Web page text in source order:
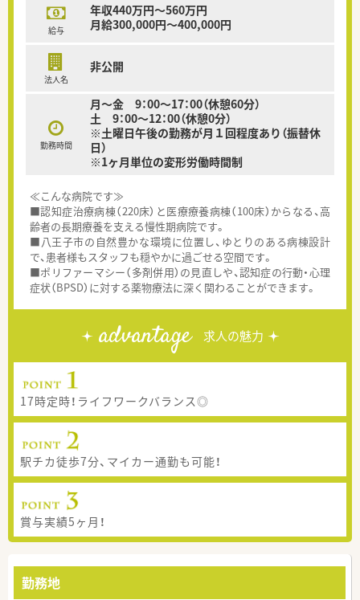
給与
年収440万円～560万円
月給300,000円～400,000円
法人名
非公開
勤務時間
月～金 9：00～17：00（休憩60分）
土 9：00～12：00（休憩0分）
※土曜日午後の勤務が月１回程度あり（振替休
日）
※1ヶ月単位の変形労働時間制
≪こんな病院です≫
■認知症治療病棟（220床）と医療療養病棟（100床）からなる、高
齢者の長期療養を支える慢性期病院です。
■八王子市の自然豊かな環境に位置し、ゆとりのある病棟設計
で、患者様もスタッフも穏やかに過ごせる空間です。
■ポリファーマシー（多剤併用）の見直しや、認知症の行動・心理
症状（BPSD）に対する薬物療法に深く関わることができます。
advantage 求人の魅力
17時定時！ライフワークバランス◎
駅チカ徒歩7分、マイカー通勤も可能！
賞与実績5ヶ月！
勤務地